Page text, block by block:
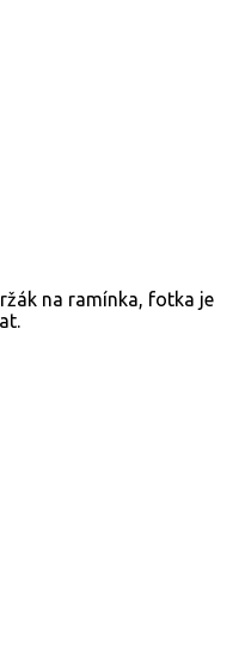
na ramínka, fotka je